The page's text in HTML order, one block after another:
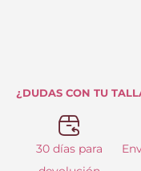
¿DUDAS CON TU
30 días para